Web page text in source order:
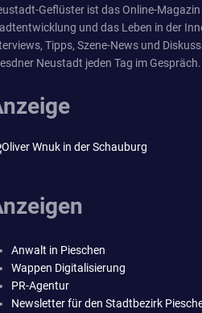
Geflüster ist das Online-
und das Leben in der
Tipps, Szene-News und
Neustadt jeden Tag im Gespräch.
Anwalt in Pieschen
Wappen Digitalisierung
PR-Agentur
Newsletter für den Stadtbezirk